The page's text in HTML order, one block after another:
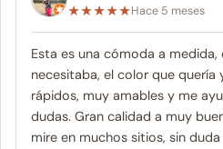
★★★★★Hace 5 meses
Esta es una cómoda a
necesitaba, el color que quería
rápidos, muy amables y me
dudas. Gran calidad a muy
mire en muchos sitios, sin